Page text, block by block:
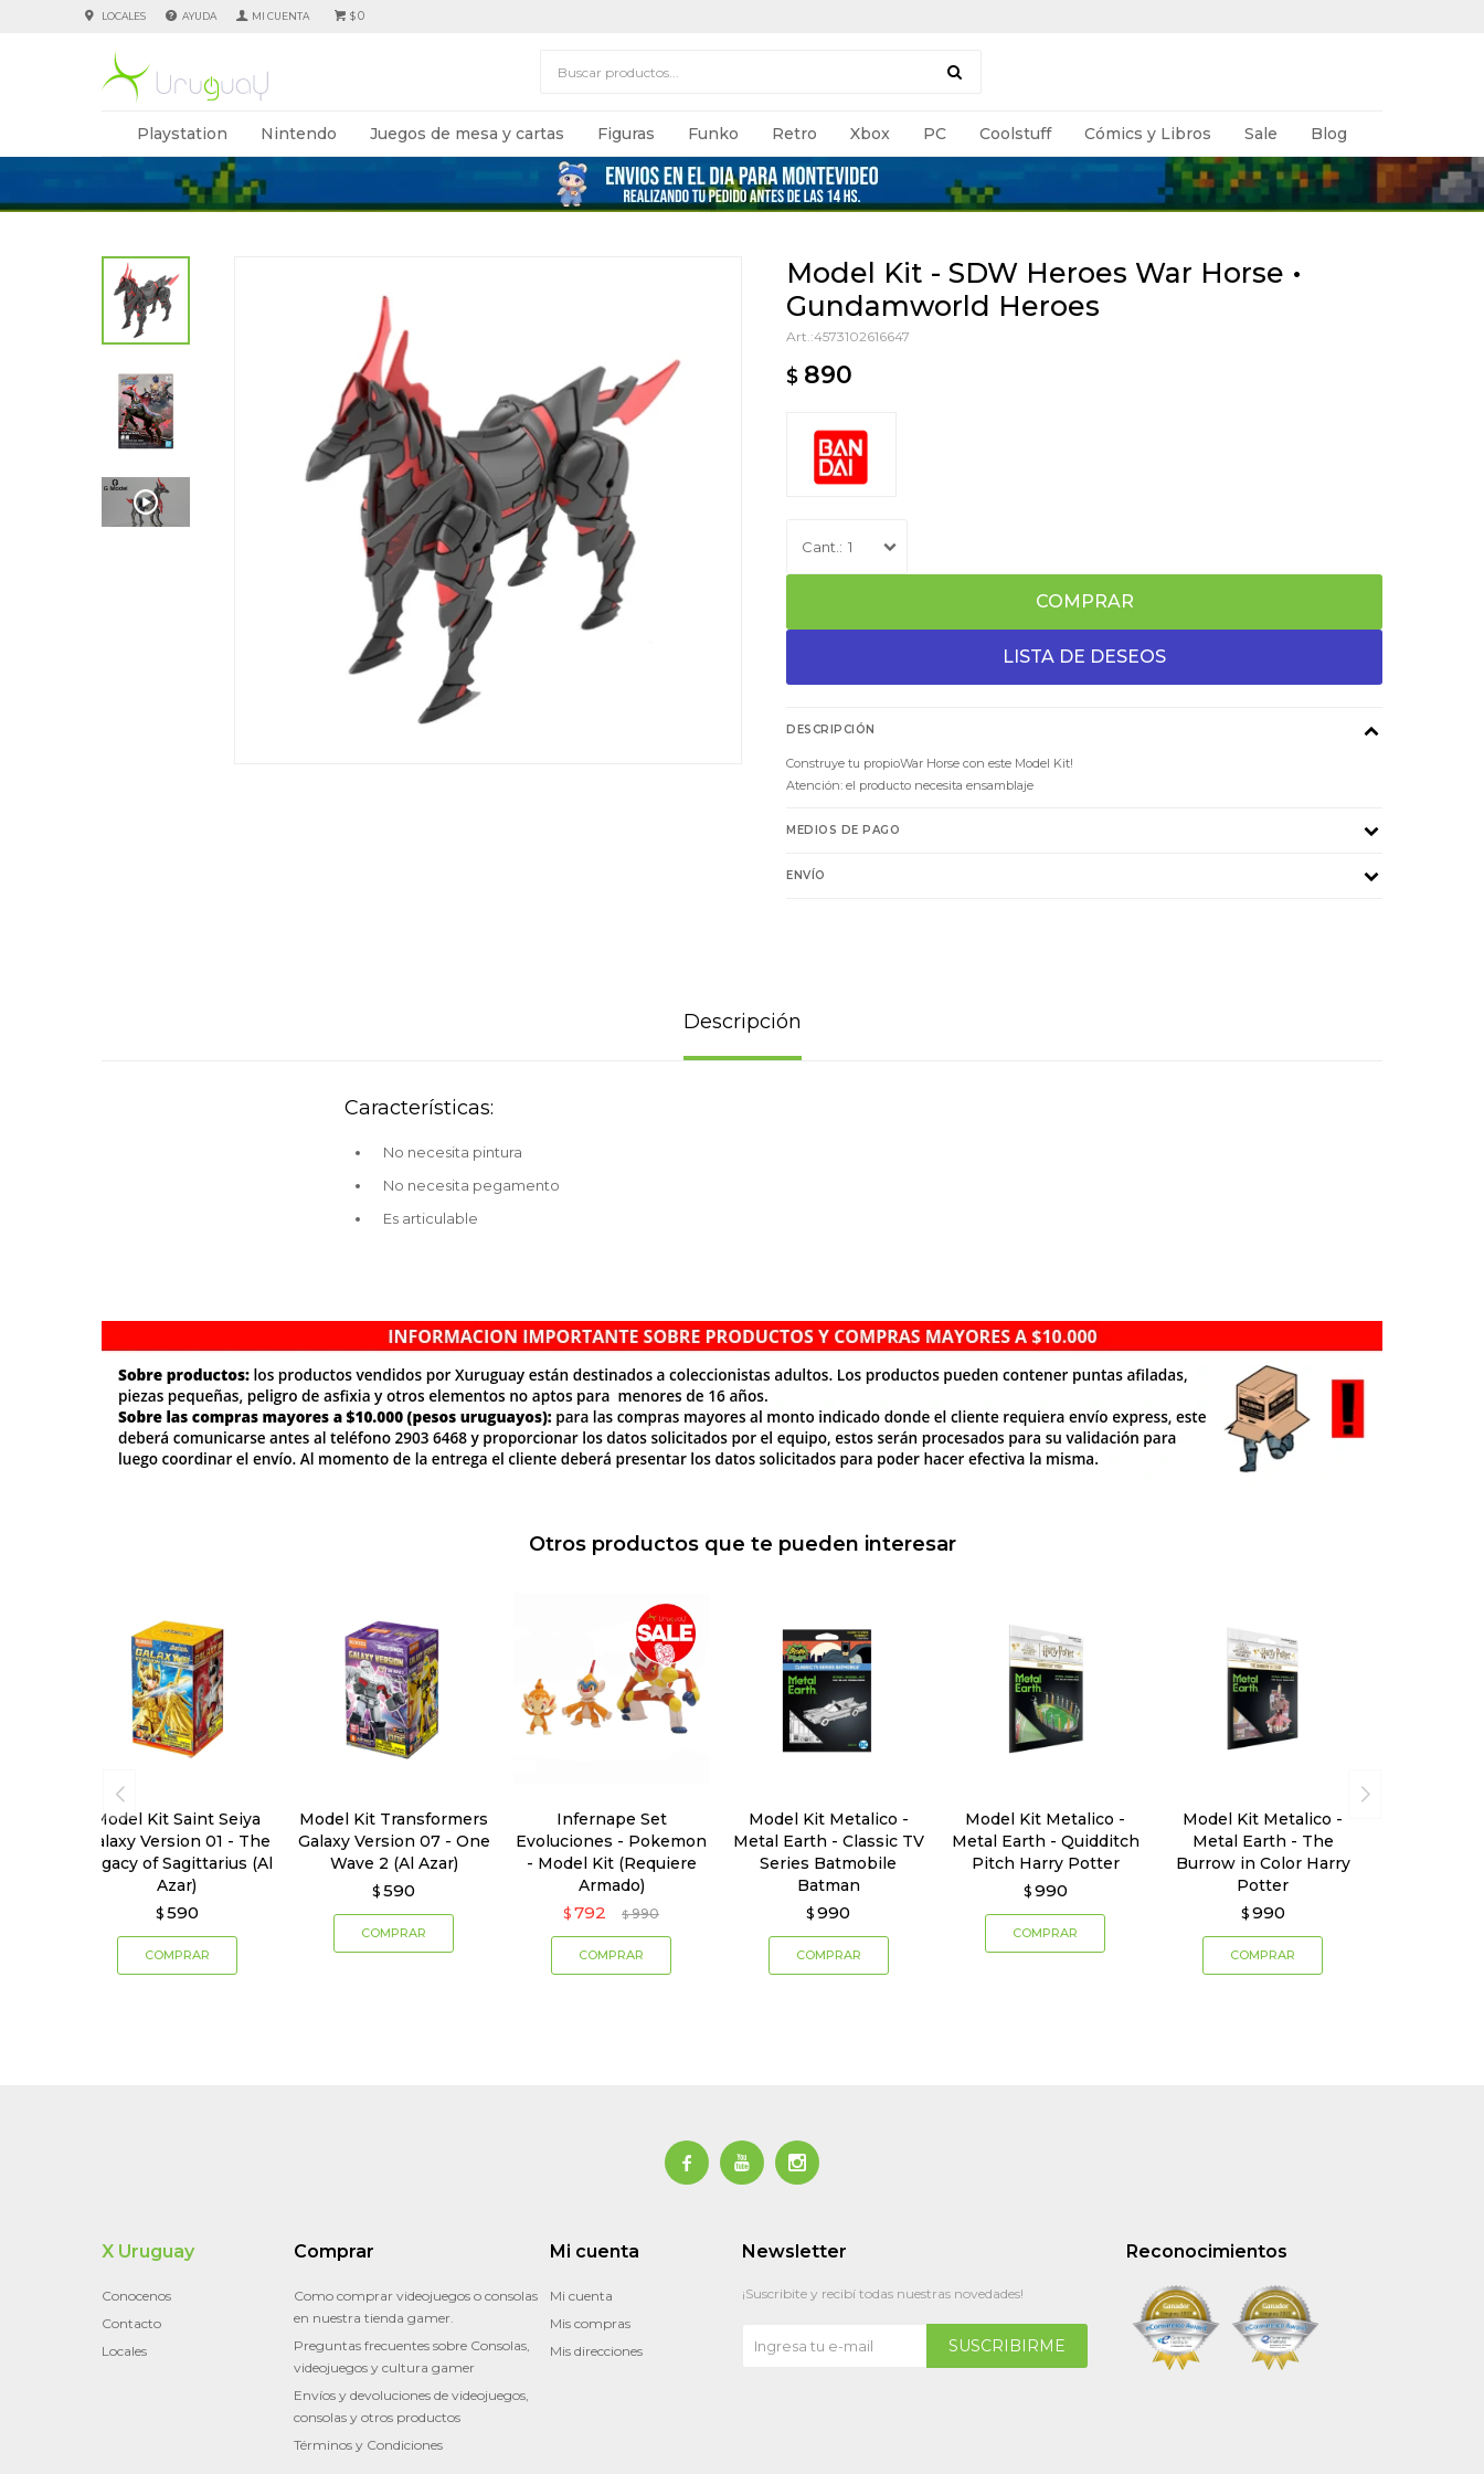
Playstation Nintendo Juegos de mesa y cartas Figuras Funko Retro Xbox PC Coolstuff Cómics y Libros Sale Blog
$0
LOCALES AYUDA
Model Kit - SDW Heroes War Horse •
Gundamworld Heroes
4573102616647
$ 890
1
COMPRAR
DESCRIPCIÓN
Construye tu propioWar Horse con este Model Kit!
Atención: el producto necesita ensamblaje
MEDIOS DE PAGO
ENVÍO
Descripción
Características:
No necesita pintura
No necesita pegamento
Es articulable
Otros productos que te pueden interesar
Model Kit Saint Seiya
Galaxy Version 01 - The
Legacy of Sagittarius (Al
Azar)
$ 590
Model Kit Transformers
Galaxy Version 07 - One
Wave 2 (Al Azar)
$ 590
Infernape Set
Evoluciones - Pokemon
- Model Kit (Requiere
Armado)
$ 792 $ 990
Model Kit Metalico -
Metal Earth - Classic TV
Series Batmobile
Batman
$ 990
Model Kit Metalico -
Metal Earth - Quidditch
Pitch Harry Potter
$ 990
Model Kit Metalico -
Metal Earth - The
Burrow in Color Harry
Potter
$ 990
  
Reconocimientos
X Uruguay
Conocenos
Contacto
Locales
Comprar
Como comprar videojuegos o consolas
en nuestra tienda gamer.
Preguntas frecuentes sobre Consolas,
videojuegos y cultura gamer
Envíos y devoluciones de videojuegos,
consolas y otros productos
Términos y Condiciones
Mi cuenta
Mi cuenta
Mis compras
Mis direcciones
Newsletter
¡Suscribite y recibí todas nuestras novedades!
SUSCRIBIRME